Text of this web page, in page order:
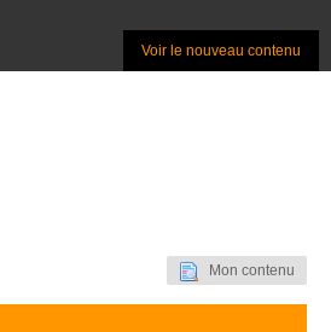
Voir le nouveau contenu
Mon contenu